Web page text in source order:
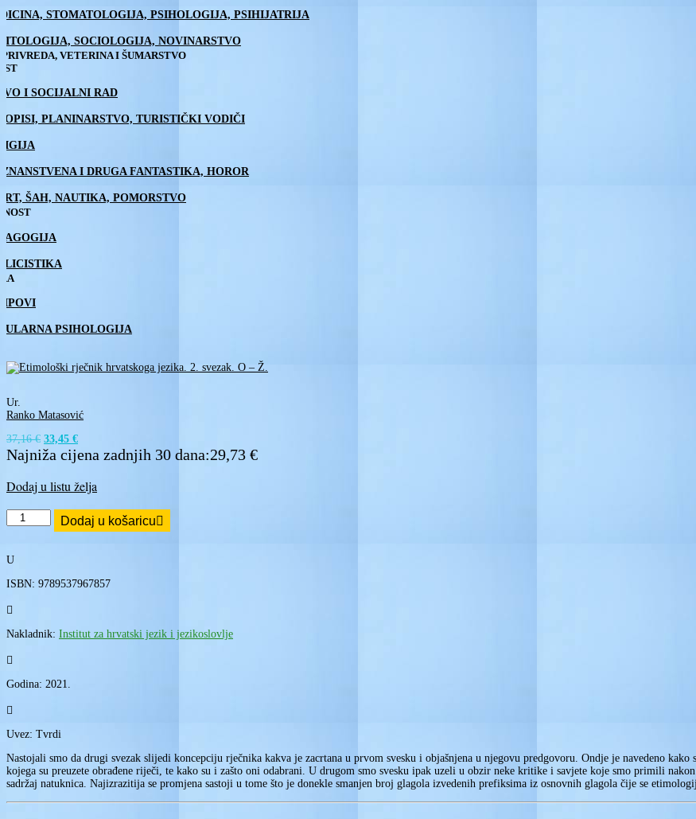
STOMATOLOGIJA, PSIHOLOGIJA, PSIHIJATRIJA
SOCIOLOGIJA, NOVINARSTVO
VETERINA I ŠUMARSTVO
I SOCIJALNI RAD
PLANINARSTVO, TURISTIČKI VODIČI
ZNANSTVENA I DRUGA FANTASTIKA, HOROR
ŠAH, NAUTIKA, POMORSTVO
PSIHOLOGIJA
Ur.
Ranko Matasović
37,16€ Izvorna
cijena
bila
37,16 €.
33,45 €Trenutna
cijena
je:
Najniža cijena zadnjih 30 dana:29,73 €
Dodaj u listu želja
Etimološki
rječnik
2.
svezak.
O
–
Ž.
količina
Dodaj u košaricu
U
ISBN: 9789537967857

Nakladnik: Institut za hrvatski jezik i jezikoslovlje

Godina: 2021.

Uvez: Tvrdi
Nastojali smo da drugi svezak slijedi koncepciju rječnika kakva je zacrtana u prvom svesku i objašnjena u njegovu predgovoru. Ondje je navedeno
kojega su preuzete obrađene riječi, te kako su i zašto oni odabrani. U drugom smo svesku ipak uzeli u obzir neke kritike i savjete koje smo primili
sadržaj natuknica. Najizrazitija se promjena sastoji u tome što je donekle smanjen broj glagola izvedenih prefiksima iz osnovnih glagola čije se